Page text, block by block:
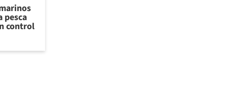
pesca
control